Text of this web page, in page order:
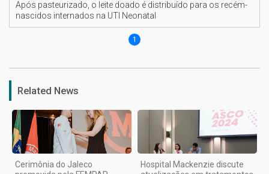
Após pasteurizado, o leite doado é distribuído para os recém-
nascidos internados na UTI Neonatal
1
Related News
Cerimônia do Jaleco
Hospital Mackenzie discute